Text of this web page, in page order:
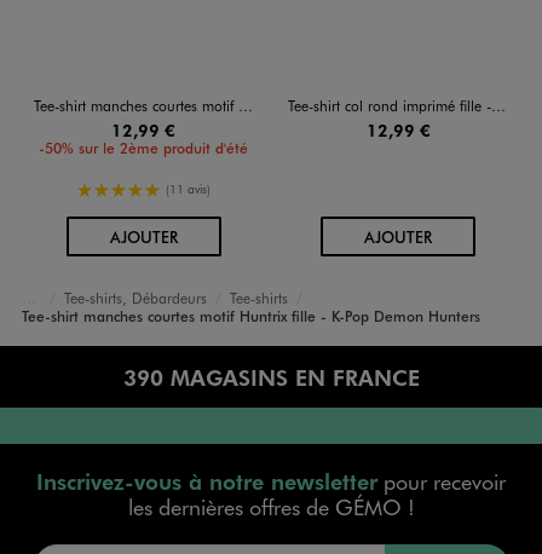
Tee-shirt manches courtes motif Derpy fille - K-Pop Demon Hunters
12,99 €
-50% sur le 2ème produit d'été
5/5 de moyenne
(11 avis)
AJOUTERAU PANIER
Tee-shirt col rond imprimé fille - KPOP DEMON HUNTERS
12,99 €
AJOUTERAU PANIER
Accueil
Fille
Vêtements
Tee-shirts, Débardeurs
Tee-shirts
Tee-shirt manches courtes motif Huntrix fille - K-Pop Demon Hunters
390 MAGASINS EN FRANCE
Inscrivez-vous à notre newsletterpour recevoir
les dernières offres de GÉMO !